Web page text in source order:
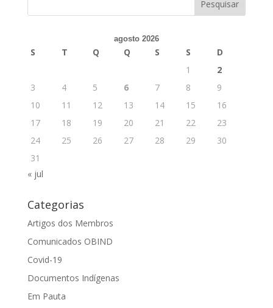
agosto 2026
S T Q Q S S
D
1
2
3
4 5 6 7 8
9
10
11 12 13 14 15
16
17
18 19 20 21 22
23
24
25 26 27 28 29
30
31
« jul
Categorias
Artigos dos Membros
Comunicados OBIND
Covid-19
Documentos Indígenas
Em Pauta